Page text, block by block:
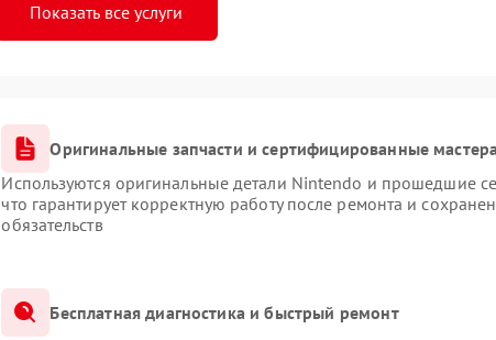
Показать все услуги
Оригинальные запчасти и сертифицированные мастера
Используются оригинальные детали Nintendo и прошедшие
что гарантирует корректную работу после ремонта и
обязательств
Бесплатная диагностика и быстрый ремонт